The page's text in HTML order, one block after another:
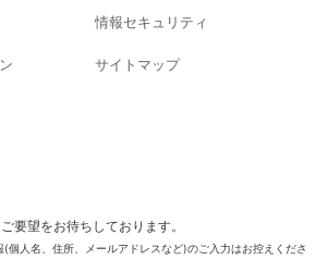
情報セキュリティ
サイトマップ
要望をお待ちしております。
個人名、住所、メールアドレスなど)のご入力はお控えくださ